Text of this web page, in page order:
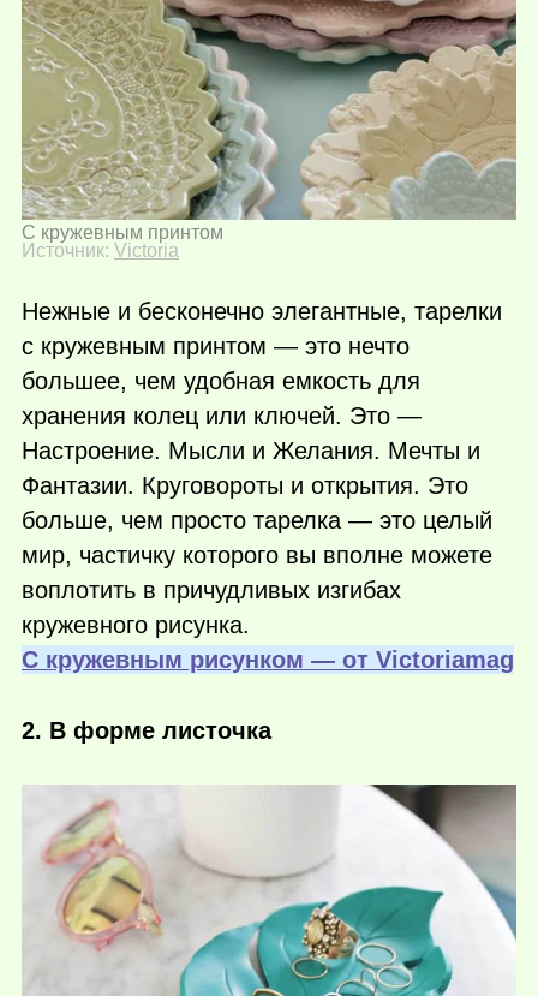
С кружевным принтом
Источник: Victoria
Нежные и бесконечно элегантные, тарелки
с кружевным принтом — это нечто
большее, чем удобная емкость для
хранения колец или ключей. Это —
Настроение. Мысли и Желания. Мечты и
Фантазии. Круговороты и открытия. Это
больше, чем просто тарелка — это целый
мир, частичку которого вы вполне можете
воплотить в причудливых изгибах
кружевного рисунка.
С кружевным рисунком — от Victoriamag
2. В форме листочка